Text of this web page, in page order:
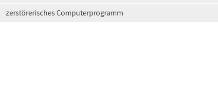
zerstörerisches Computerprogramm